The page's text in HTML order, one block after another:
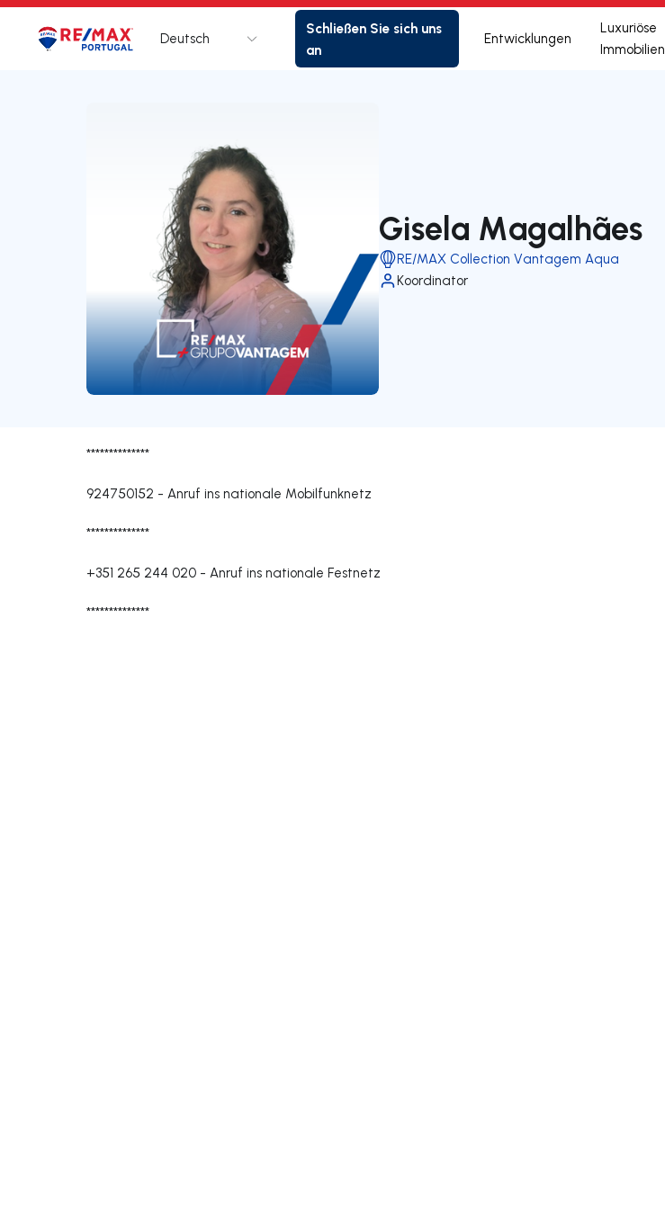
Logo Zur Startseite
Deutsch
Schließen Sie sich uns
an
Entwicklungen
Luxuriöse
Immobilien
Gisela Magalhães
RE/MAX Collection Vantagem Aqua
Koordinator
**************
924750152 - Anruf ins nationale Mobilfunknetz
**************
+351 265 244 020 - Anruf ins nationale Festnetz
**************